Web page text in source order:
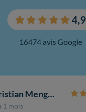
4,9
16474 avis Google
Christian Mengotti
1 mois